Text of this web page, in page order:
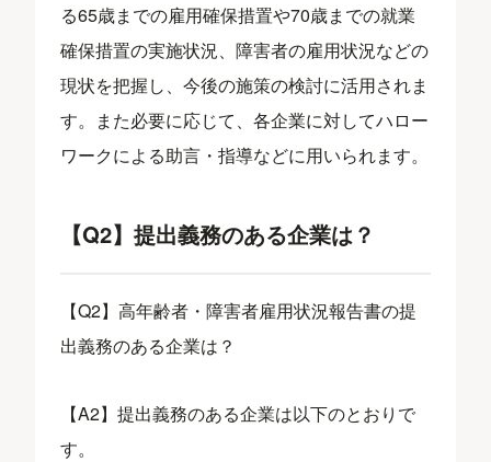
る65歳までの雇用確保措置や70歳までの就業
確保措置の実施状況、障害者の雇用状況などの
現状を把握し、今後の施策の検討に活用されま
す。また必要に応じて、各企業に対してハロー
ワークによる助言・指導などに用いられます。
【Q2】提出義務のある企業は？
【Q2】高年齢者・障害者雇用状況報告書の提
出義務のある企業は？
【A2】提出義務のある企業は以下のとおりで
す。